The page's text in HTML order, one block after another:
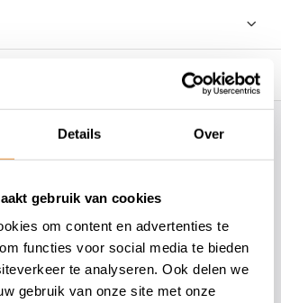
Details Over
gebruik van cookies
om content en advertenties te
functies voor social media te bieden
te analyseren. Ook delen we
gebruik van onze site met onze
wij je helpen?
2330